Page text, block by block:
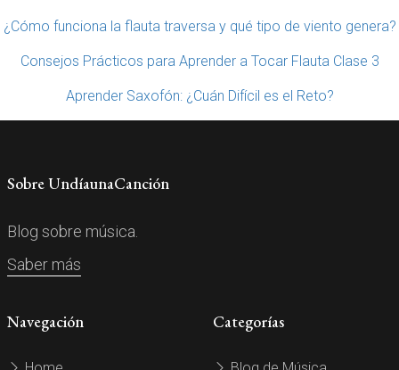
¿Cómo funciona la flauta traversa y qué tipo de viento genera?
Consejos Prácticos para Aprender a Tocar Flauta Clase 3
Aprender Saxofón: ¿Cuán Difícil es el Reto?
Sobre UndíaunaCanción
Blog sobre música.
Saber más
Navegación Categorías